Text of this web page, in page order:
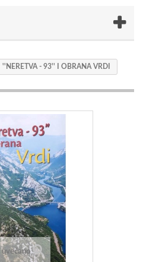
''NERETVA - 93'' I OBRANA VRDI
uvećano